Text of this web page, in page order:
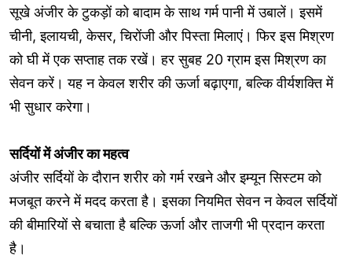
सूखे अंजीर के टुकड़ों को बादाम के साथ गर्म पानी में उबालें। इसमें
चीनी, इलायची, केसर, चिरोंजी और पिस्ता मिलाएं। फिर इस मिश्रण
को घी में एक सप्ताह तक रखें। हर सुबह 20 ग्राम इस मिश्रण का
सेवन करें। यह न केवल शरीर की ऊर्जा बढ़ाएगा, बल्कि वीर्यशक्ति में
भी सुधार करेगा।
सर्दियों में अंजीर का महत्व
अंजीर सर्दियों के दौरान शरीर को गर्म रखने और इम्यून सिस्टम को
मजबूत करने में मदद करता है। इसका नियमित सेवन न केवल सर्दियों
की बीमारियों से बचाता है बल्कि ऊर्जा और ताजगी भी प्रदान करता
है।